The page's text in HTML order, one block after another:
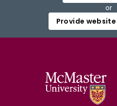
or
Provide